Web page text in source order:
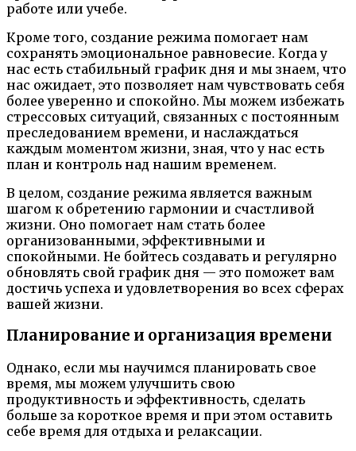
работе или учебе.
Кроме того, создание режима помогает нам
сохранять эмоциональное равновесие. Когда у
нас есть стабильный график дня и мы знаем, что
нас ожидает, это позволяет нам чувствовать себя
более уверенно и спокойно. Мы можем избежать
стрессовых ситуаций, связанных с постоянным
преследованием времени, и наслаждаться
каждым моментом жизни, зная, что у нас есть
план и контроль над нашим временем.
В целом, создание режима является важным
шагом к обретению гармонии и счастливой
жизни. Оно помогает нам стать более
организованными, эффективными и
спокойными. Не бойтесь создавать и регулярно
обновлять свой график дня — это поможет вам
достичь успеха и удовлетворения во всех сферах
вашей жизни.
Планирование и организация времени
Однако, если мы научимся планировать свое
время, мы можем улучшить свою
продуктивность и эффективность, сделать
больше за короткое время и при этом оставить
себе время для отдыха и релаксации.